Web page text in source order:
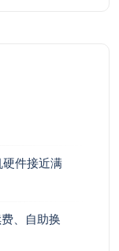
硬件接近满
、自助换